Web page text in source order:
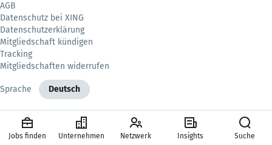
AGB
Datenschutz bei XING
Datenschutzerklärung
Mitgliedschaft kündigen
Tracking
Mitgliedschaften widerrufen
Sprache Deutsch
Jobs finden Unternehmen Netzwerk Insights Suche